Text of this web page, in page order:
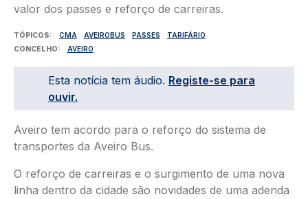
TÓPICOS CMA AVEIROBUS PASSES
TARIFÁRIO
CONCELHO
AVEIRO
Esta notícia tem áudio. Registe-se para
ouvir.
Aveiro tem acordo para o reforço do sistema de
transportes da Aveiro Bus.
O reforço de carreiras e o surgimento de uma nova
linha dentro da cidade são novidades de uma adenda